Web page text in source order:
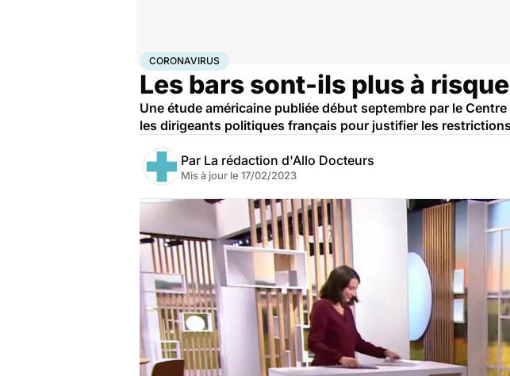
AccueilSantéMaladies
CORONAVIRUS
Les bars sont-ils plus à
Une étude américaine publiée début septembre par le
les dirigeants politiques français pour justifier les
Par La rédaction d'Allo Docteurs
Mis à jour le 17/02/2023